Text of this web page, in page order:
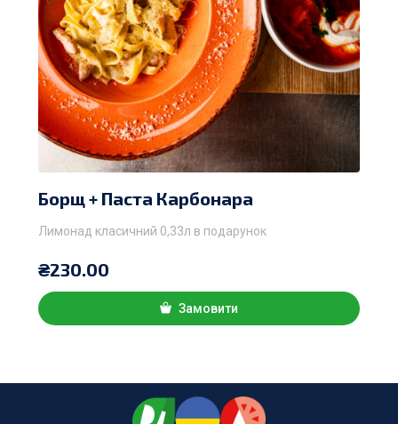
Борщ + Паста Карбонара
Лимонад класичний 0,33л в подарунок
₴230.00
Замовити